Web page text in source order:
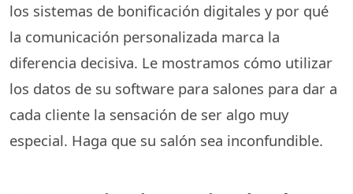
los sistemas de bonificación digitales y por qué
la comunicación personalizada marca la
diferencia decisiva. Le mostramos cómo utilizar
los datos de su software para salones para dar a
cada cliente la sensación de ser algo muy
especial. Haga que su salón sea inconfundible.